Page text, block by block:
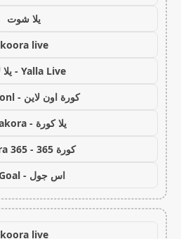
يلا شوت
koora live
Yalla Live - يلا لايف
كورة اون لاين - koora onl
يلا كورة - yallakora
كورة 365 - kooora 365
اس جول - AS Goal
koora live